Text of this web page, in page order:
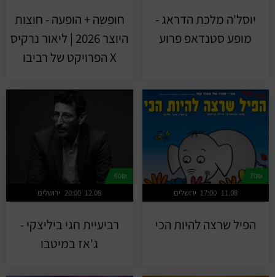
יוסל'ה מלכת הדראג -
מופע סטנדאפ פרוע
חופשה + הופעה - חוצות
היוצר 2026 | ליאור נרקיס
X הפרויקט של רביבו
70₪
ירושלים 17:00 11.08
הפיל שרצה להיות הכי
60₪
ירושלים 20:00 12.08
רביעיית חגי ביליצקי -
ג'אז במיטבו